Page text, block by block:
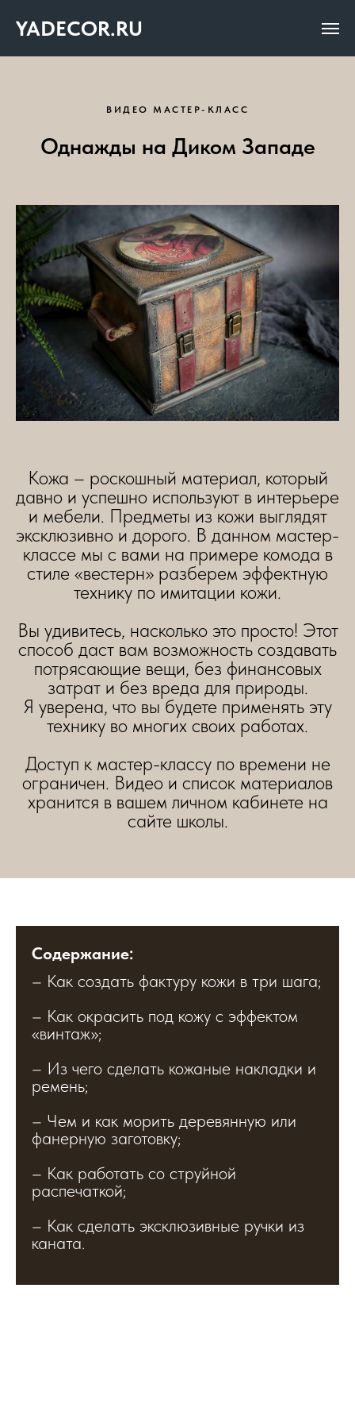
YADECOR.RU
ВИДЕО МАСТЕР-КЛАСС
Однажды на Диком Западе
Кожа – роскошный материал, который
давно и успешно используют в интерьере
и мебели. Предметы из кожи выглядят
эксклюзивно и дорого. В данном мастер-
классе мы с вами на примере комода в
стиле «вестерн» разберем эффектную
технику по имитации кожи.
Вы удивитесь, насколько это просто! Этот
способ даст вам возможность создавать
потрясающие вещи, без финансовых
затрат и без вреда для природы.
Я уверена, что вы будете применять эту
технику во многих своих работах.
Доступ к мастер-классу по времени не
ограничен. Видео и список материалов
хранится в вашем личном кабинете на
сайте школы.
Содержание:
– Как создать фактуру кожи в три шага;
– Как окрасить под кожу с эффектом
«винтаж»;
– Из чего сделать кожаные накладки и
ремень;
– Чем и как морить деревянную или
фанерную заготовку;
– Как работать со струйной
распечаткой;
– Как сделать эксклюзивные ручки из
каната.